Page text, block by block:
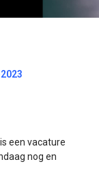
een vacature
nog en